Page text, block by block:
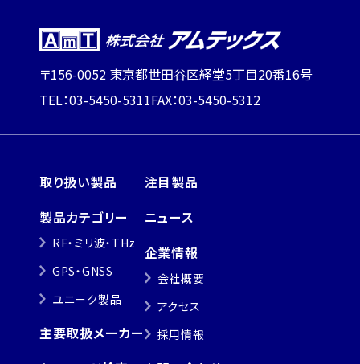
〒156-0052 東京都世田谷区経堂5丁目20番16号
TEL：03-5450-5311FAX：03-5450-5312
取り扱い製品
製品カテゴリー
RF・ミリ波・THz
GPS・GNSS
ユニーク製品
主要取扱メーカー
注目製品
ニュース
企業情報
会社概要
アクセス
採用情報